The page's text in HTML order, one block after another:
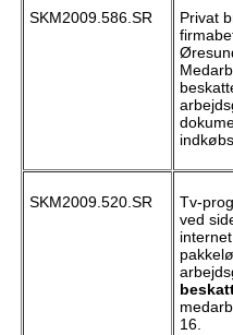
SKM2009.586.SR
Privat
SKM2009.520.SR
Tv-
ved
16.